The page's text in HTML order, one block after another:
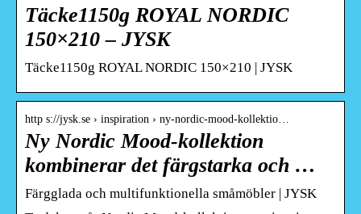
Täcke1150g ROYAL NORDIC
150×210 – JYSK
Täcke1150g ROYAL NORDIC 150×210 | JYSK
http s://jysk.se › inspiration › ny-nordic-mood-kollektio…
Ny Nordic Mood-kollektion
kombinerar det färgstarka och …
Färgglada och multifunktionella småmöbler | JYSK